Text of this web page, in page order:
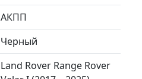
АКПП
Черный
Land Rover Range Rover